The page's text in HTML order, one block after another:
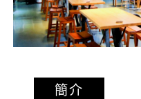
簡介